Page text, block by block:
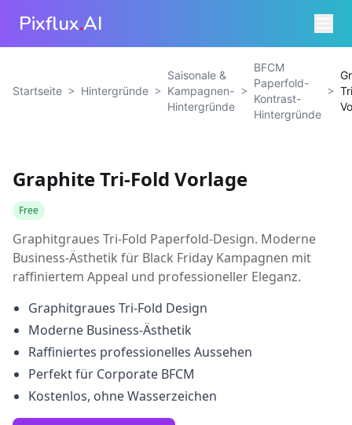
Pixflux.AI
Startseite > Hintergründe >
Saisonale &
Kampagnen-
Hintergründe
>
BFCM
Paperfold-
Kontrast-
Hintergründe
>
Graphite Tri-Fold Vorlage
Free
Graphitgraues Tri-Fold Paperfold-Design. Moderne
Business-Ästhetik für Black Friday Kampagnen mit
raffiniertem Appeal und professioneller Eleganz.
Graphitgraues Tri-Fold Design
Moderne Business-Ästhetik
Raffiniertes professionelles Aussehen
Perfekt für Corporate BFCM
Kostenlos, ohne Wasserzeichen